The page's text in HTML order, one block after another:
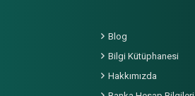
Blog
Bilgi Kütüphanesi
Hakkımızda